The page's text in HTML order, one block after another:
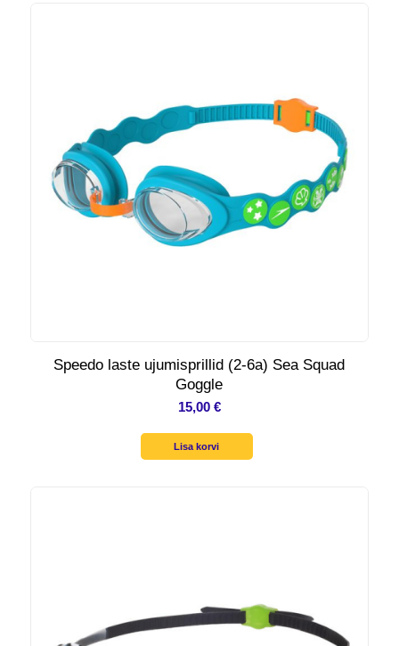
Speedo laste ujumisprillid (2-6a) Sea Squad
Goggle
15,00 €
Lisa korvi